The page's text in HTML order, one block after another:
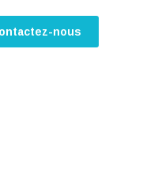
nous